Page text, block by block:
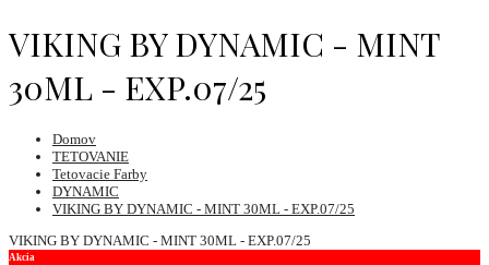
VIKING BY DYNAMIC - MINT
30ML - EXP.07/25
Domov
TETOVANIE
Tetovacie Farby
DYNAMIC
VIKING BY DYNAMIC - MINT 30ML - EXP.07/25
VIKING BY DYNAMIC - MINT 30ML - EXP.07/25
Akcia